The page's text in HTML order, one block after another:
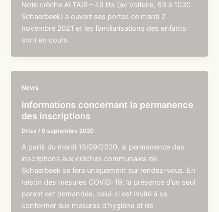
Note crèche ALTAIR – 49 lits (av Voltaire, 63 à 1030
Schaerbeek) a ouvert ses portes ce mardi 2
novembre 2021 et les familiarisations des enfants
sont en cours.
News
Informations concernant la permanence
des inscriptions
Driss / 9 septembre 2020
A partir du mardi 15/09/2020, la permanence des
inscriptions aux crèches communales de
Schaerbeek se fera uniquement sur rendez-vous. En
raison des mesures COVID-19, la présence d’un seul
parent est demandée, celui-ci est invité à se
conformer aux mesures d’hygiène et de